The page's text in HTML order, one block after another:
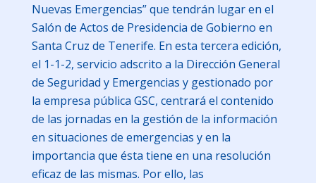
Nuevas Emergencias” que tendrán lugar en el
Salón de Actos de Presidencia de Gobierno en
Santa Cruz de Tenerife. En esta tercera edición,
el 1-1-2, servicio adscrito a la Dirección General
de Seguridad y Emergencias y gestionado por
la empresa pública GSC, centrará el contenido
de las jornadas en la gestión de la información
en situaciones de emergencias y en la
importancia que ésta tiene en una resolución
eficaz de las mismas. Por ello, las